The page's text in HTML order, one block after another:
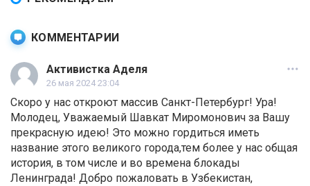
КОММЕНТАРИИ
Активистка Аделя
26 мая 2024 23:04
Скоро у нас откроют массив Санкт-Петербург! Ура!
Молодец, Уважаемый Шавкат Миромонович за Вашу
прекрасную идею! Это можно гордиться иметь
название этого великого города,тем более у нас общая
история, в том числе и во времена блокады
Ленинграда! Добро пожаловать в Узбекистан,